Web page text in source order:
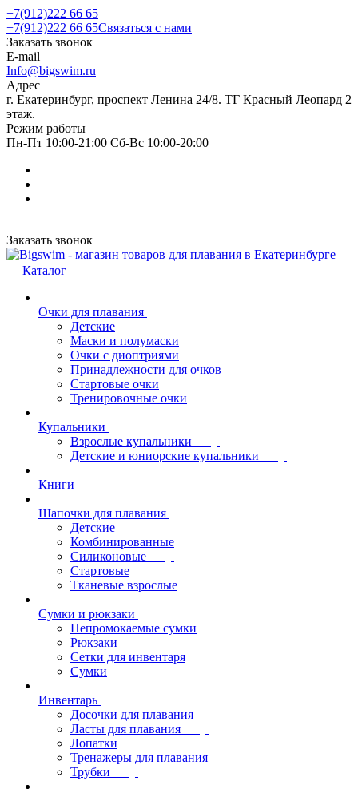
+7(912)222 66 65
+7(912)222 66 65Связаться с нами
Заказать звонок
E-mail
Info@bigswim.ru
Адрес
г. Екатеринбург, проспект Ленина 24/8. ТГ Красный Леопард 2
этаж.
Режим работы
Пн-Пт 10:00-21:00 Сб-Вс 10:00-20:00
Заказать звонок
Каталог
Очки для плавания
Детские
Маски и полумаски
Очки с диоптриями
Принадлежности для очков
Стартовые очки
Тренировочные очки
Купальники
Взрослые купальники
Детские и юниорские купальники
Книги
Шапочки для плавания
Детские
Комбинированные
Силиконовые
Стартовые
Тканевые взрослые
Сумки и рюкзаки
Непромокаемые сумки
Рюкзаки
Сетки для инвентаря
Сумки
Инвентарь
Досочки для плавания
Ласты для плавания
Лопатки
Тренажеры для плавания
Трубки